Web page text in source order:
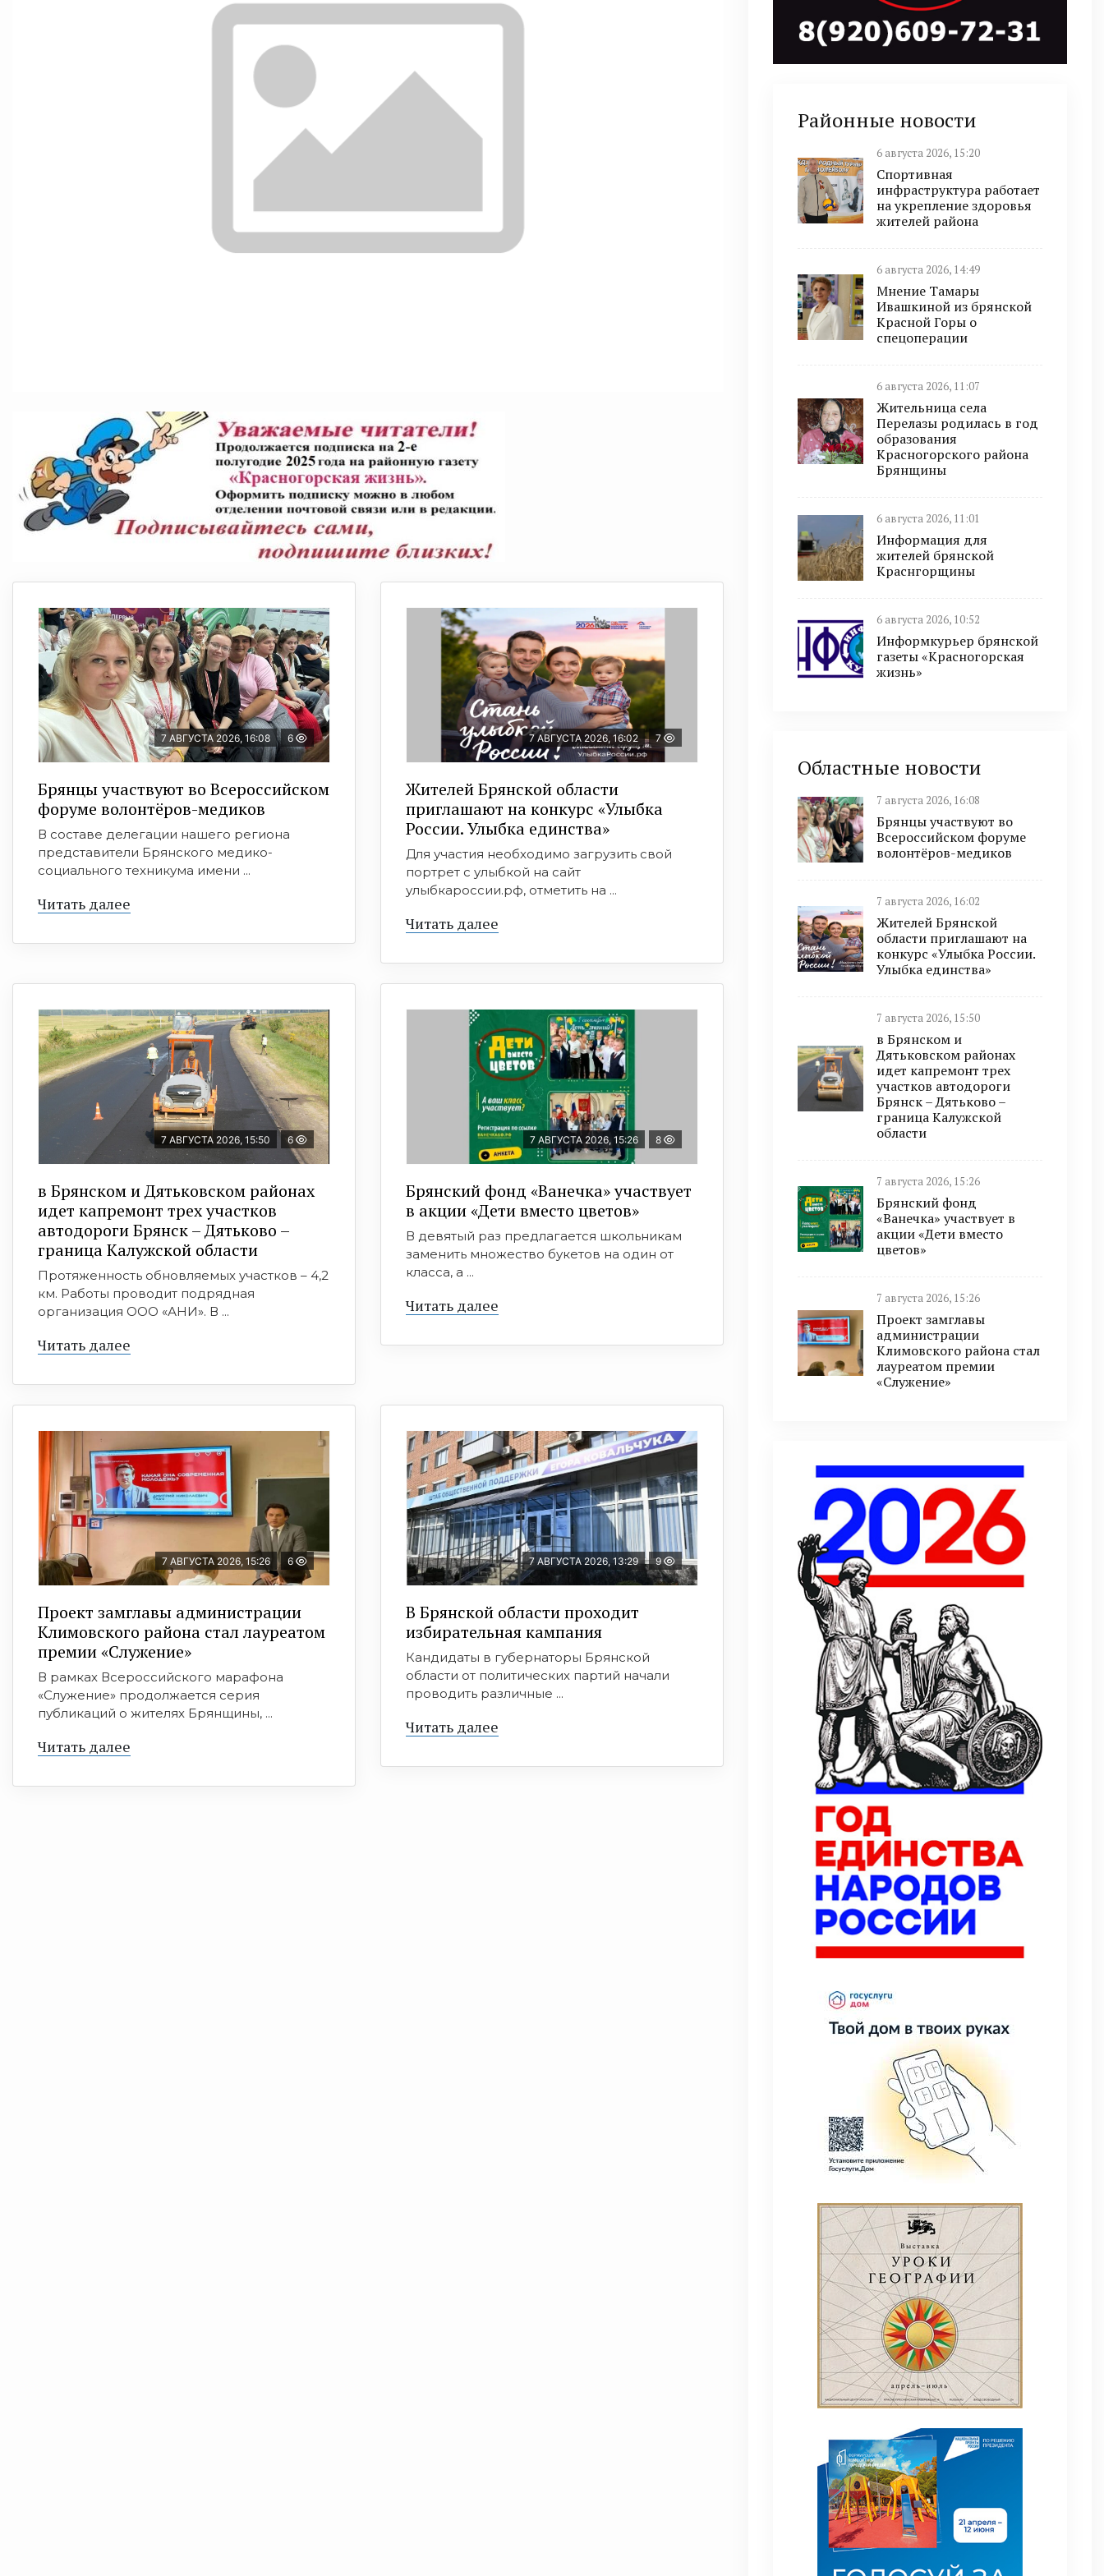
7 АВГУСТА 2026, 16:08 6
Брянцы участвуют во Всероссийском
форуме волонтёров-медиков
В составе делегации нашего региона
представители Брянского медико-
социального техникума имени ...
Читать далее
7 АВГУСТА 2026, 16:02 7
Жителей Брянской области
приглашают на конкурс «Улыбка
России. Улыбка единства»
Для участия необходимо загрузить свой
портрет с улыбкой на сайт
улыбкароссии.рф, отметить на ...
Читать далее
7 АВГУСТА 2026, 15:50 6
в Брянском и Дятьковском районах
идет капремонт трех участков
автодороги Брянск – Дятьково –
граница Калужской области
Протяженность обновляемых участков – 4,2
км. Работы проводит подрядная
организация ООО «АНИ». В ...
Читать далее
7 АВГУСТА 2026, 15:26 8
Брянский фонд «Ванечка» участвует
в акции «Дети вместо цветов»
В девятый раз предлагается школьникам
заменить множество букетов на один от
класса, а ...
Читать далее
7 АВГУСТА 2026, 15:26 6
Проект замглавы администрации
Климовского района стал лауреатом
премии «Служение»
В рамках Всероссийского марафона
«Служение» продолжается серия
публикаций о жителях Брянщины, ...
Читать далее
7 АВГУСТА 2026, 13:29 9
В Брянской области проходит
избирательная кампания
Кандидаты в губернаторы Брянской
области от политических партий начали
проводить различные ...
Читать далее
Районные новости
6 августа 2026, 15:20
Спортивная
инфраструктура работает
на укрепление здоровья
жителей района
6 августа 2026, 14:49
Мнение Тамары
Ивашкиной из брянской
Красной Горы о
спецоперации
6 августа 2026, 11:07
Жительница села
Перелазы родилась в год
образования
Красногорского района
Брянщины
6 августа 2026, 11:01
Информация для
жителей брянской
Краснгорщины
6 августа 2026, 10:52
Информкурьер брянской
газеты «Красногорская
жизнь»
Областные новости
7 августа 2026, 16:08
Брянцы участвуют во
Всероссийском форуме
волонтёров-медиков
7 августа 2026, 16:02
Жителей Брянской
области приглашают на
конкурс «Улыбка России.
Улыбка единства»
7 августа 2026, 15:50
в Брянском и
Дятьковском районах
идет капремонт трех
участков автодороги
Брянск – Дятьково –
граница Калужской
области
7 августа 2026, 15:26
Брянский фонд
«Ванечка» участвует в
акции «Дети вместо
цветов»
7 августа 2026, 15:26
Проект замглавы
администрации
Климовского района стал
лауреатом премии
«Служение»